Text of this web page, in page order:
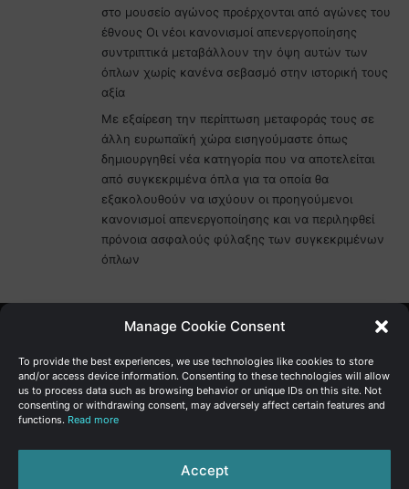
Manage Cookie Consent
To provide the best experiences, we use technologies like cookies to store
and/or access device information. Consenting to these technologies will allow
us to process data such as browsing behavior or unique IDs on this site. Not
consenting or withdrawing consent, may adversely affect certain features and
functions. Read more
Accept
στο μουσείο αγώνος προέρχονται από αγώνες του
έθνους Οι νέοι κανονισμοί απενεργοποίησης
συντριπτικά μεταβάλλουν την όψη αυτών των
όπλων χωρίς κανένα σεβασμό στην ιστορική τους
αξία
Με εξαίρεση την περίπτωση μεταφοράς τους σε
άλλη ευρωπαϊκή χώρα εισηγούμαστε όπως
δημιουργηθεί νέα κατηγορία που να αποτελείται
από συγκεκριμένα όπλα για τα οποία θα
εξακολουθούν να ισχύουν οι προηγούμενοι
κανονισμοί απενεργοποίησης και να περιληφθεί
πρόνοια ασφαλούς φύλαξης των συγκεκριμένων
όπλων
Γενική Διεύθυνση Ανάπτυξης
Υπουργείο Οικονομικών | Κυπριακή Δημοκρατία
Ιστ: